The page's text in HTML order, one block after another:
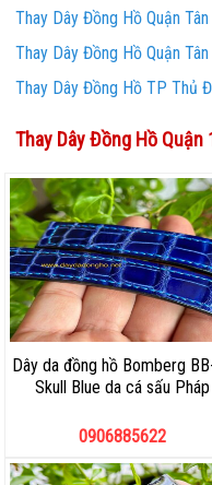
Thay Dây Đồng Hồ Quận Tân
Thay Dây Đồng Hồ Quận Tân
Thay Dây Đồng Hồ TP Thủ
Thay Dây Đồng Hồ Quận
Dây da đồng hồ Bomberg
Skull Blue da cá sấu Pháp
0906885622